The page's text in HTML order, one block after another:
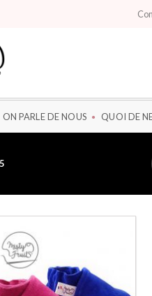
ON PARLE DE NOUS QUOI DE